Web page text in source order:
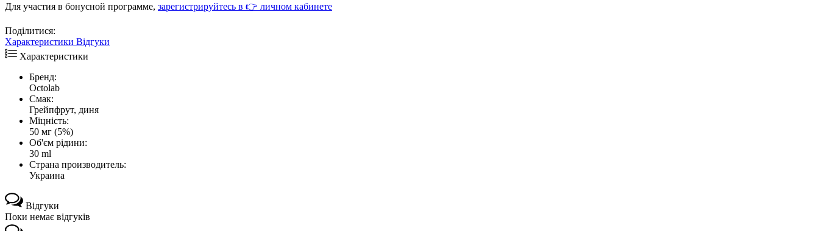
Для участия в бонусной программе, зарегистрируйтесь в 👉 личном кабинете
Поділитися:
Характеристики Відгуки
Характеристики
Бренд:
Octolab
Смак:
Грейпфрут, диня
Міцність:
50 мг (5%)
Об'єм рідини:
30 ml
Страна производитель:
Украина
Відгуки
Поки немає відгуків